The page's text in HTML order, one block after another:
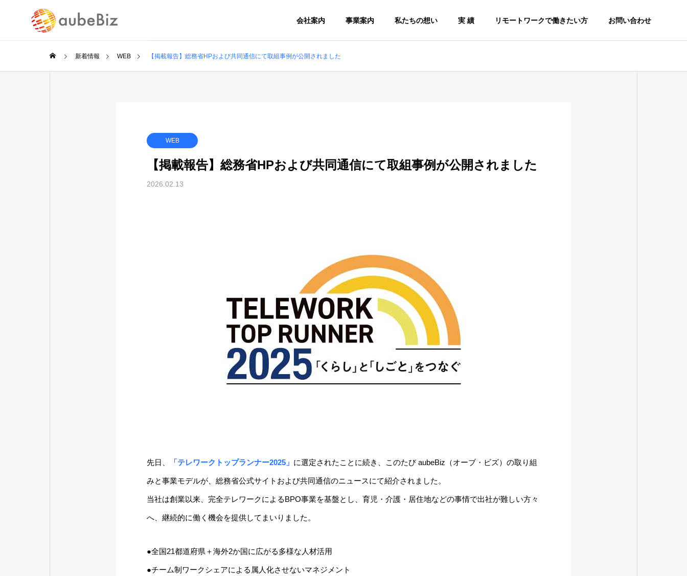
会社案内 事業案内 私たちの想い 実 績 リモートワークで働きたい方 お問い合わせ
新着情報 WEB 【掲載報告】総務省HPおよび共同通信にて取組事例が公開されました
WEB
【掲載報告】総務省HPおよび共同通信にて取組事例が公開されました
2026.02.13
先日、 「テレワークトップランナー2025」 に選定されたことに続き、このたび aubeBiz（オーブ・ビズ）の取り組
みと事業モデルが、総務省公式サイトおよび共同通信のニュースにて紹介されました。
当社は創業以来、完全テレワークによるBPO事業を基盤とし、育児・介護・居住地などの事情で出社が難しい方々
へ、継続的に働く機会を提供してまいりました。
●全国21都道府県＋海外2か国に広がる多様な人材活用
●チーム制ワークシェアによる属人化させないマネジメント